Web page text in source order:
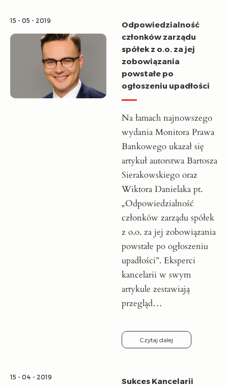
15 - 05 - 2019
Odpowiedzialność
członków zarządu
spółek z o.o. za jej
zobowiązania
powstałe po
ogłoszeniu upadłości
Na łamach najnowszego
wydania Monitora Prawa
Bankowego ukazał się
artykuł autorstwa Bartosza
Sierakowskiego oraz
Wiktora Danielaka pt.
„Odpowiedzialność
członków zarządu spółek
z o.o. za jej zobowiązania
powstałe po ogłoszeniu
upadłości”. Eksperci
kancelarii w swym
artykule zestawiają
przegląd…
Czytaj dalej
15 - 04 - 2019 Sukces Kancelarii